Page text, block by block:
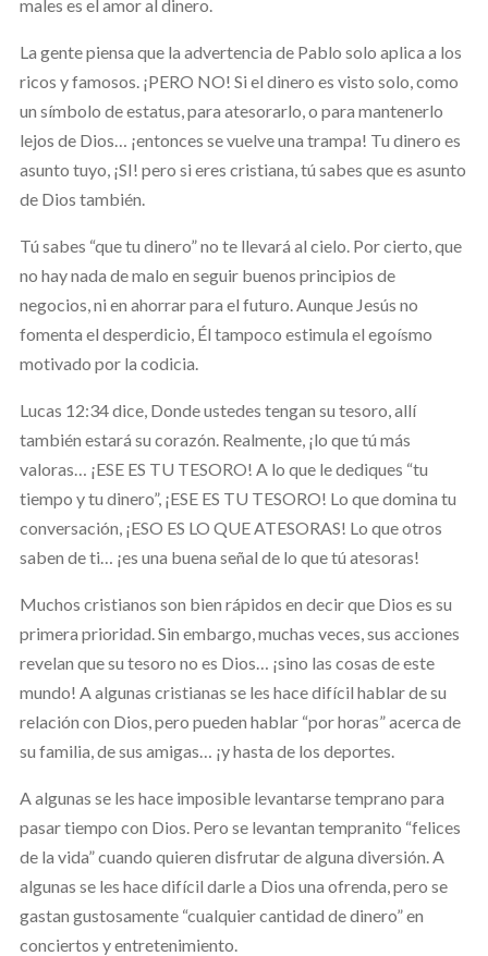
males es el amor al dinero.
La gente piensa que la advertencia de Pablo solo aplica a los
ricos y famosos. ¡PERO NO! Si el dinero es visto solo, como
un símbolo de estatus, para atesorarlo, o para mantenerlo
lejos de Dios… ¡entonces se vuelve una trampa! Tu dinero es
asunto tuyo, ¡SI! pero si eres cristiana, tú sabes que es asunto
de Dios también.
Tú sabes “que tu dinero” no te llevará al cielo. Por cierto, que
no hay nada de malo en seguir buenos principios de
negocios, ni en ahorrar para el futuro. Aunque Jesús no
fomenta el desperdicio, Él tampoco estimula el egoísmo
motivado por la codicia.
Lucas 12:34 dice, Donde ustedes tengan su tesoro, allí
también estará su corazón. Realmente, ¡lo que tú más
valoras… ¡ESE ES TU TESORO! A lo que le dediques “tu
tiempo y tu dinero”, ¡ESE ES TU TESORO! Lo que domina tu
conversación, ¡ESO ES LO QUE ATESORAS! Lo que otros
saben de ti… ¡es una buena señal de lo que tú atesoras!
Muchos cristianos son bien rápidos en decir que Dios es su
primera prioridad. Sin embargo, muchas veces, sus acciones
revelan que su tesoro no es Dios… ¡sino las cosas de este
mundo! A algunas cristianas se les hace difícil hablar de su
relación con Dios, pero pueden hablar “por horas” acerca de
su familia, de sus amigas… ¡y hasta de los deportes.
A algunas se les hace imposible levantarse temprano para
pasar tiempo con Dios. Pero se levantan tempranito “felices
de la vida” cuando quieren disfrutar de alguna diversión. A
algunas se les hace difícil darle a Dios una ofrenda, pero se
gastan gustosamente “cualquier cantidad de dinero” en
conciertos y entretenimiento.